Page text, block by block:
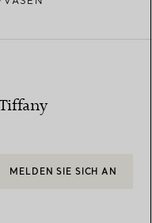
MELDEN SIE SICH AN